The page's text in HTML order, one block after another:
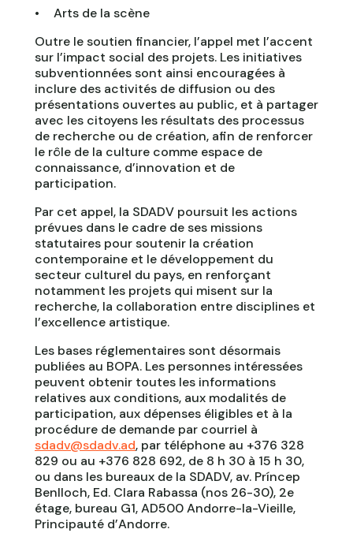
Arts de la scène
Outre le soutien financier, l’appel met l’accent
sur l’impact social des projets. Les initiatives
subventionnées sont ainsi encouragées à
inclure des activités de diffusion ou des
présentations ouvertes au public, et à partager
avec les citoyens les résultats des processus
de recherche ou de création, afin de renforcer
le rôle de la culture comme espace de
connaissance, d’innovation et de
participation.
Par cet appel, la SDADV poursuit les actions
prévues dans le cadre de ses missions
statutaires pour soutenir la création
contemporaine et le développement du
secteur culturel du pays, en renforçant
notamment les projets qui misent sur la
recherche, la collaboration entre disciplines et
l’excellence artistique.
Les bases réglementaires sont désormais
publiées au BOPA. Les personnes intéressées
peuvent obtenir toutes les informations
relatives aux conditions, aux modalités de
participation, aux dépenses éligibles et à la
procédure de demande par courriel à
sdadv@sdadv.ad, par téléphone au +376 328
829 ou au +376 828 692, de 8 h 30 à 15 h 30,
ou dans les bureaux de la SDADV, av. Príncep
Benlloch, Ed. Clara Rabassa (nos 26-30), 2e
étage, bureau G1, AD500 Andorre-la-Vieille,
Principauté d’Andorre.